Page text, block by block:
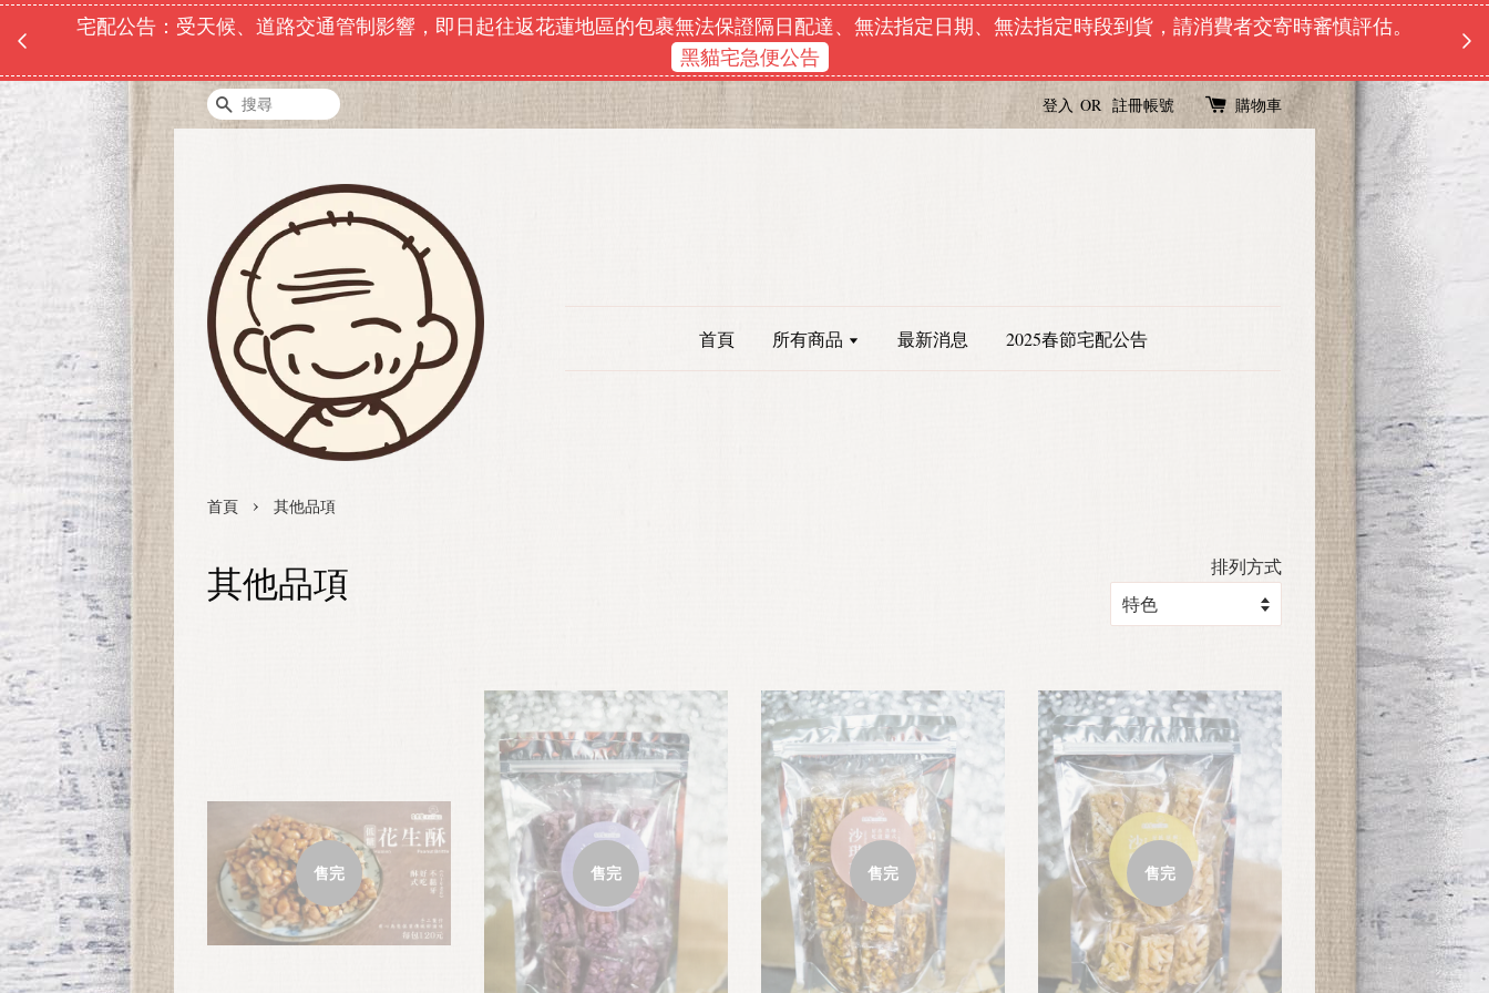
宅配公告：受天候、道路交通管制影響，即日起往返花蓮地區的包裹無法保證隔日配達、無法指定日期、無法指定時段到貨，請消費者交寄時審慎評估。
黑貓宅急便公告
搜尋 登入 OR 註冊帳號 購物車
首頁 所有商品 最新消息 2025春節宅配公告
首頁 › 其他品項
其他品項
排列方式
售完 售完 售完 售完